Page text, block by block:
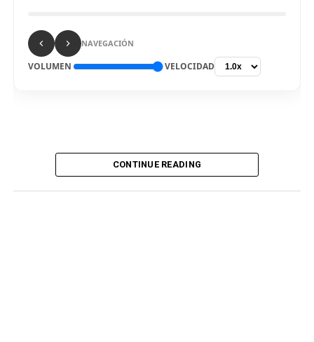
Comparte esto:
NAVEGACIÓN
VOLUMEN VELOCIDAD
CONTINUE READING